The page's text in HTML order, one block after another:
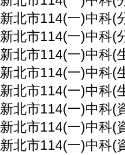
新北市114(一)中科(
新北市114(一)中科(
新北市114(一)中科(
新北市114(一)中科(
新北市114(一)中科(
新北市114(一)中科(
新北市114(一)中科(
新北市114(一)中科(